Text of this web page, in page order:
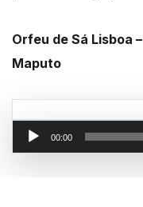
Orfeu de Sá Lisboa
Maputo
00:00